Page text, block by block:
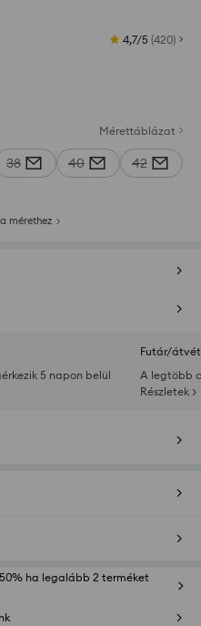
4,7/5 (420)
Mérettáblázat
38 40
42
mérethez
5 napon belül
Futár/
A legtöbb
Részletek >
ha legalább 2 terméket